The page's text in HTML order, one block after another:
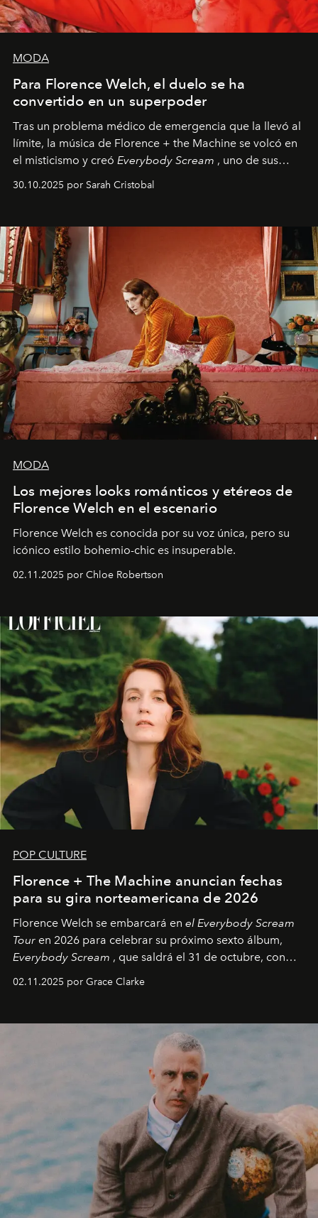
MODA
Para Florence Welch, el duelo se ha
convertido en un superpoder
Tras un problema médico de emergencia que la llevó al
límite, la música de Florence + the Machine se volcó en
el misticismo y creó Everybody Scream , uno de sus
álbumes más profundos hasta la fecha.
30.10.2025 por Sarah Cristobal
MODA
Los mejores looks románticos y etéreos de
Florence Welch en el escenario
Florence Welch es conocida por su voz única, pero su
icónico estilo bohemio-chic es insuperable.
02.11.2025 por Chloe Robertson
POP CULTURE
Florence + The Machine anuncian fechas
para su gira norteamericana de 2026
Florence Welch se embarcará en el Everybody Scream
Tour en 2026 para celebrar su próximo sexto álbum,
Everybody Scream , que saldrá el 31 de octubre, con
fechas en Norteamérica a partir de abril del próximo
02.11.2025 por Grace Clarke